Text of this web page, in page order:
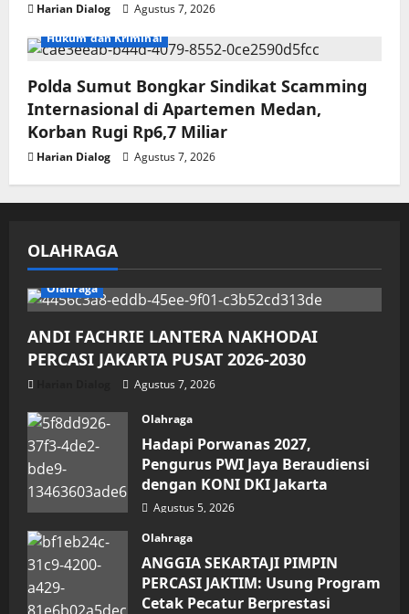
Harian Dialog
Agustus 7, 2026
Hukum dan Kriminal
Polda Sumut Bongkar Sindikat Scamming
Internasional di Apartemen Medan,
Korban Rugi Rp6,7 Miliar
Harian Dialog Agustus 7, 2026
OLAHRAGA
Olahraga
ANDI FACHRIE LANTERA NAKHODAI
PERCASI JAKARTA PUSAT 2026-2030
Agustus 7, 2026
Olahraga
Hadapi Porwanas 2027,
Pengurus PWI Jaya Beraudiensi
dengan KONI DKI Jakarta
Agustus 5, 2026
Olahraga
ANGGIA SEKARTAJI PIMPIN
PERCASI JAKTIM: Usung Program
Cetak Pecatur Berprestasi